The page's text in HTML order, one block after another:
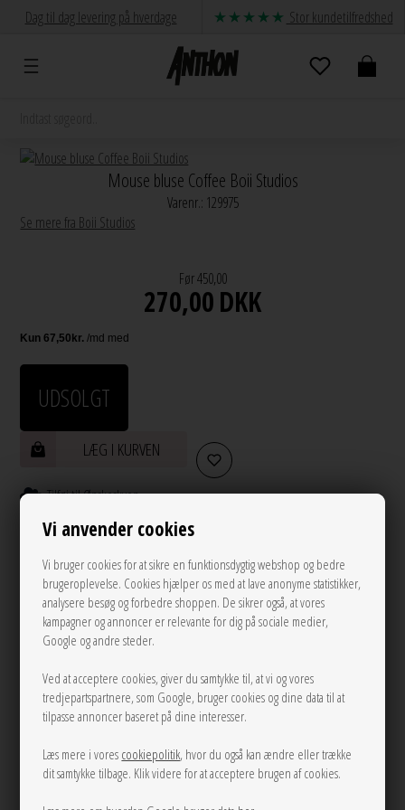
Vi anvender cookies
Vi bruger cookies for at sikre en funktionsdygtig webshop og bedre
brugeroplevelse. Cookies hjælper os med at lave anonyme statistikker,
analysere besøg og forbedre shoppen. De sikrer også, at vores
kampagner og annoncer er relevante for dig på sociale medier,
Google og andre steder.
Ved at acceptere cookies, giver du samtykke til, at vi og vores
tredjepartspartnere, som Google, bruger cookies og dine data til at
tilpasse annoncer baseret på dine interesser.
Læs mere i vores cookiepolitik, hvor du også kan ændre eller trække
dit samtykke tilbage. Klik videre for at acceptere brugen af cookies.
Dag til dag levering på hverdage Stor kundetilfredshed
Mouse bluse Coffee Boii Studios
Varenr.: 129975
Se mere fra Boii Studios
Før 450,00
270,00DKK
UDSOLGT
LÆG I KURVEN
Tilføj til Ønskeskyen
Mål Str. M:
Brystomkreds: 108 cm
Længde: 61 cm
Info Spørg til varen
Farve:Coffee
Kvalitet:100% Bomuld
Vask:Maskinvask 30 grader
Dag til dag levering på hverdage
14 dages returret
Stor kundetilfredshed